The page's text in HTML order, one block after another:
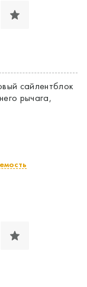
сайлентблок
рычага,